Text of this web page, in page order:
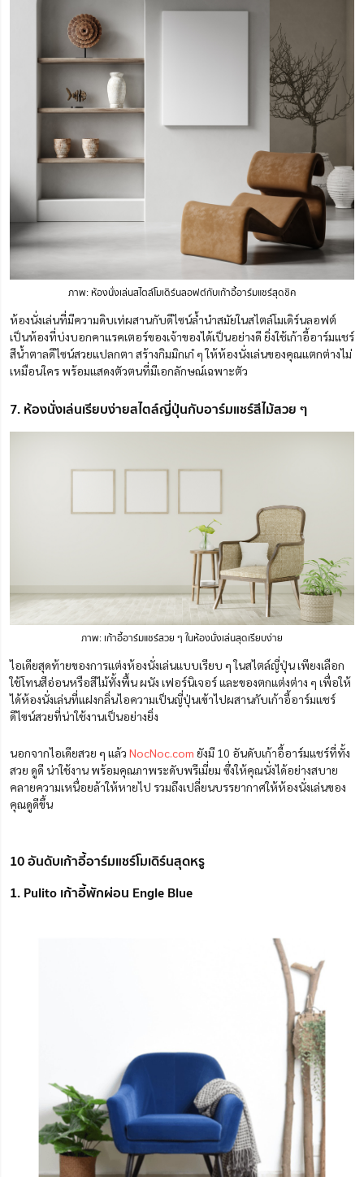
ภาพ: ห้องนั่งเล่นสไตล์โมเดิร์นลอฟต์กับเก้าอี้อาร์มแชร์สุดชิค
ห้องนั่งเล่นที่มีความดิบเท่ผสานกับดีไซน์ล้ำนำสมัยในสไตล์โมเดิร์นลอฟต์
เป็นห้องที่บ่งบอกคาแรคเตอร์ของเจ้าของได้เป็นอย่างดี ยิ่งใช้เก้าอี้อาร์มแชร์
สีน้ำตาลดีไซน์สวยแปลกตา สร้างกิมมิกเก๋ ๆ ให้ห้องนั่งเล่นของคุณแตกต่างไม่
เหมือนใคร พร้อมแสดงตัวตนที่มีเอกลักษณ์เฉพาะตัว
7. ห้องนั่งเล่นเรียบง่ายสไตล์ญี่ปุ่นกับอาร์มแชร์สีไม้สวย ๆ
ภาพ: เก้าอี้อาร์มแชร์สวย ๆ ในห้องนั่งเล่นสุดเรียบง่าย
ไอเดียสุดท้ายของการแต่งห้องนั่งเล่นแบบเรียบ ๆ ในสไตล์ญี่ปุ่น เพียงเลือก
ใช้โทนสีอ่อนหรือสีไม้ทั้งพื้น ผนัง เฟอร์นิเจอร์ และของตกแต่งต่าง ๆ เพื่อให้
ได้ห้องนั่งเล่นที่แฝงกลิ่นไอความเป็นญี่ปุ่นเข้าไปผสานกับเก้าอี้อาร์มแชร์
ดีไซน์สวยที่น่าใช้งานเป็นอย่างยิ่ง
นอกจากไอเดียสวย ๆ แล้ว NocNoc.com ยังมี 10 อันดับเก้าอี้อาร์มแชร์ที่ทั้ง
สวย ดูดี น่าใช้งาน พร้อมคุณภาพระดับพรีเมี่ยม ซึ่งให้คุณนั่งได้อย่างสบาย
คลายความเหนื่อยล้าให้หายไป รวมถึงเปลี่ยนบรรยากาศให้ห้องนั่งเล่นของ
คุณดูดีขึ้น
10 อันดับเก้าอี้อาร์มแชร์โมเดิร์นสุดหรู
1. Pulito เก้าอี้พักผ่อน Engle Blue